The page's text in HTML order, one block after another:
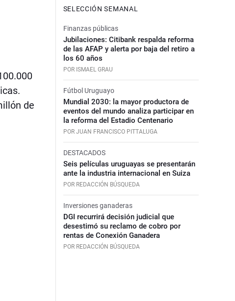
de
SELECCIÓN SEMANAL
Finanzas públicas
Jubilaciones: Citibank respalda reforma
de las AFAP y alerta por baja del retiro a
los 60 años
POR ISMAEL GRAU
Fútbol Uruguayo
Mundial 2030: la mayor productora de
eventos del mundo analiza participar en
la reforma del Estadio Centenario
POR JUAN FRANCISCO PITTALUGA
DESTACADOS
Seis películas uruguayas se presentarán
ante la industria internacional en Suiza
POR REDACCIÓN BÚSQUEDA
Inversiones ganaderas
DGI recurrirá decisión judicial que
desestimó su reclamo de cobro por
rentas de Conexión Ganadera
POR REDACCIÓN BÚSQUEDA